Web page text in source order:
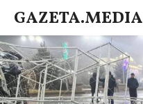
GAZETA.MEDIA